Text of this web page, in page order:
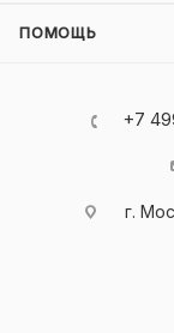
ПОМОЩЬ
+7
г.